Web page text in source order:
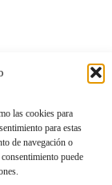
las cookies para
para estas
de navegación o
puede